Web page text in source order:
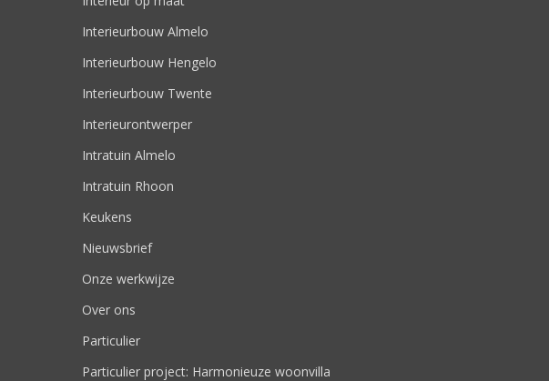
Interieurbouw Almelo
Interieurbouw Hengelo
Interieurbouw Twente
Interieurontwerper
Intratuin Almelo
Intratuin Rhoon
Keukens
Nieuwsbrief
Onze werkwijze
Over ons
Particulier
Particulier project: Harmonieuze woonvilla